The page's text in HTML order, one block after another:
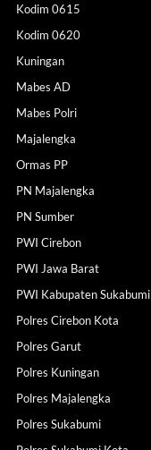
Kodim 0615
Kodim 0620
Kuningan
Mabes AD
Mabes Polri
Majalengka
Ormas PP
PN Majalengka
PN Sumber
PWI Cirebon
PWI Jawa Barat
PWI Kabupaten Sukabumi
Polres Cirebon Kota
Polres Garut
Polres Kuningan
Polres Majalengka
Polres Sukabumi